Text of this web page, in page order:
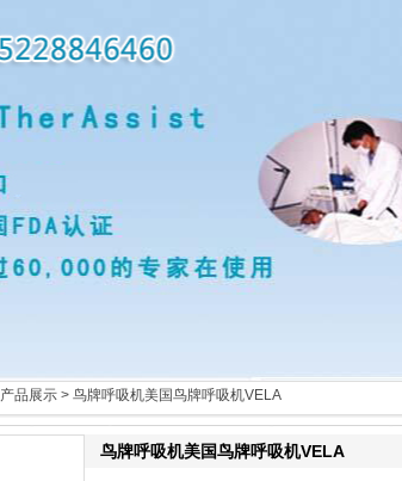
产品展示 > 鸟牌呼吸机美国鸟牌呼吸机VELA
鸟牌呼吸机美国鸟牌呼吸机VELA